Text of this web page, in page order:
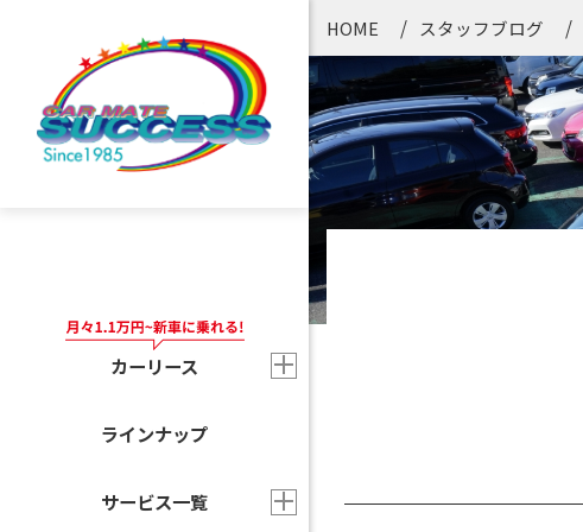
カーリース
ラインナップ
サービス一覧
HOME スタッフブログ